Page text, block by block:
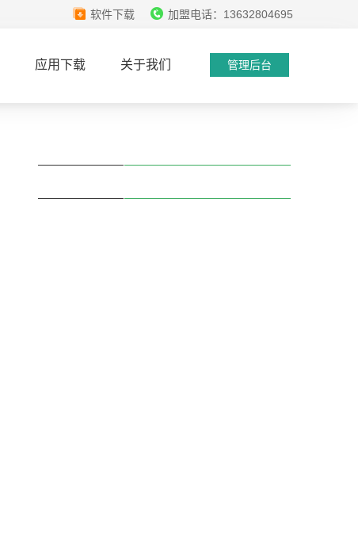
软件下载 加盟电话：13632804695
应用下载 关于我们 管理后台